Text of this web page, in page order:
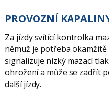
PROVOZNÍ
Za jízdy svítící kontrolka
němuž je potřeba
signalizuje nízký mazací
ohrožení a může se zadřít
další jízdy.